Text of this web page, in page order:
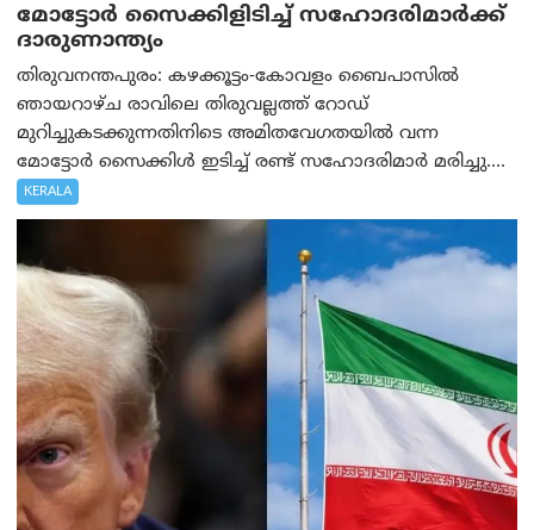
മോട്ടോര്‍ സൈക്കിളിടിച്ച് സഹോദരിമാര്‍ക്ക്
ദാരുണാന്ത്യം
തിരുവനന്തപുരം: കഴക്കൂട്ടം-കോവളം ബൈപാസിൽ
ഞായറാഴ്ച രാവിലെ തിരുവല്ലത്ത് റോഡ്
മുറിച്ചുകടക്കുന്നതിനിടെ അമിതവേഗതയിൽ വന്ന
മോട്ടോർ സൈക്കിൾ ഇടിച്ച് രണ്ട് സഹോദരിമാർ മരിച്ചു....
KERALA